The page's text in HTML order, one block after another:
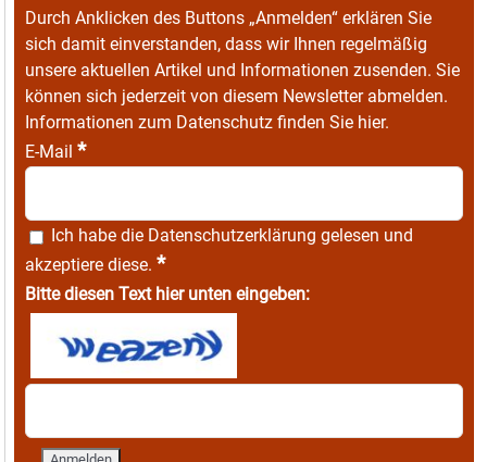
Durch Anklicken des Buttons „Anmelden“ erklären Sie
sich damit einverstanden, dass wir Ihnen regelmäßig
unsere aktuellen Artikel und Informationen zusenden. Sie
können sich jederzeit von diesem Newsletter abmelden.
Informationen zum Datenschutz finden Sie hier.
E-Mail *
Ich habe die Datenschutzerklärung gelesen und
akzeptiere diese. *
Bitte diesen Text hier unten eingeben: